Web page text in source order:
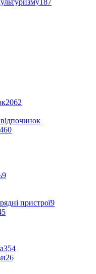
187
2062
460
9
пристрої9
354
26